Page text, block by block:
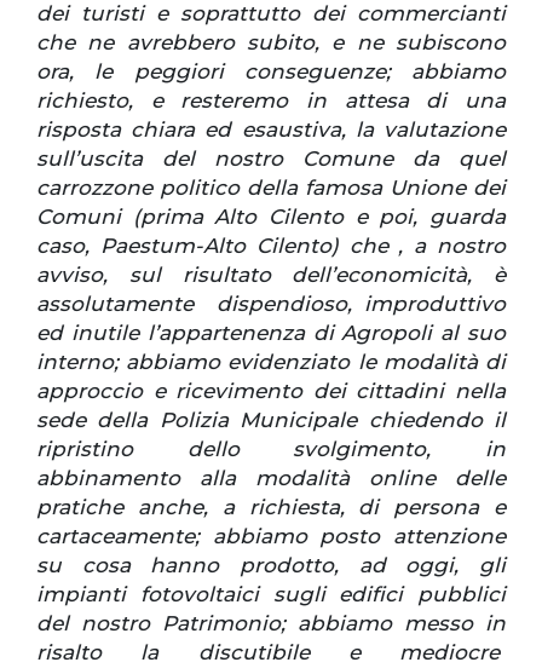
dei turisti e soprattutto dei commercianti
che ne avrebbero subito, e ne subiscono
ora, le peggiori conseguenze; abbiamo
richiesto, e resteremo in attesa di una
risposta chiara ed esaustiva, la valutazione
sull’uscita del nostro Comune da quel
carrozzone politico della famosa Unione dei
Comuni (prima Alto Cilento e poi, guarda
caso, Paestum-Alto Cilento) che , a nostro
avviso, sul risultato dell’economicità, è
assolutamente dispendioso, improduttivo
ed inutile l’appartenenza di Agropoli al suo
interno; abbiamo evidenziato le modalità di
approccio e ricevimento dei cittadini nella
sede della Polizia Municipale chiedendo il
ripristino dello svolgimento, in
abbinamento alla modalità online delle
pratiche anche, a richiesta, di persona e
cartaceamente; abbiamo posto attenzione
su cosa hanno prodotto, ad oggi, gli
impianti fotovoltaici sugli edifici pubblici
del nostro Patrimonio; abbiamo messo in
risalto la discutibile e mediocre